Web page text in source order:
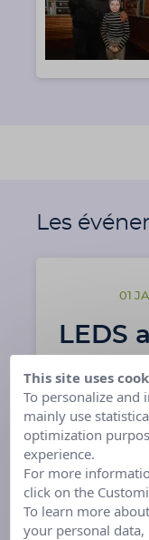
Les
01
LEDS
67836 (Bas-
Organisé par :
This site uses
To personalize and
mainly use
optimization
experience.
For more
click on the
To learn more
your personal data,